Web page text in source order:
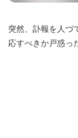
突然、訃報を人づ
応すべきか戸惑っ